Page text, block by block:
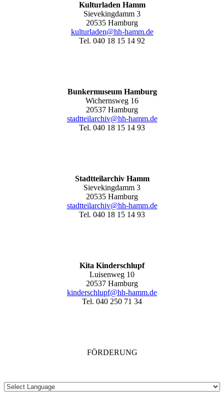
Kulturladen Hamm
Sievekingdamm 3
20535 Hamburg
kulturladen@hh-hamm.de
Tel. 040 18 15 14 92
Bunkermuseum Hamburg
Wichernsweg 16
20537 Hamburg
stadtteilarchiv@hh-hamm.de
Tel. 040 18 15 14 93
Stadtteilarchiv Hamm
Sievekingdamm 3
20535 Hamburg
stadtteilarchiv@hh-hamm.de
Tel. 040 18 15 14 93
Kita Kinderschlupf
Luisenweg 10
20537 Hamburg
kinderschlupf@hh-hamm.de
Tel. 040 250 71 34
FÖRDERUNG